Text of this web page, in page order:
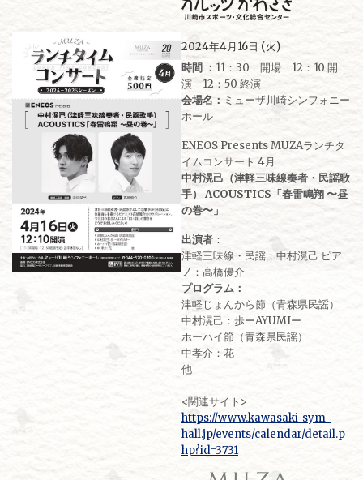
2024年4月16日 (火)
時間 ： 11：30 開場 12：10 開
演 12：50 終演
会場名： ミューザ川崎シンフォニー
ホール
ENEOS Presents MUZAランチタ
イムコンサート 4月
中村滉己（津軽三味線奏者・民謡歌
手） ACOUSTICS「春雷鳴翔 〜昼
の巻〜」
出演者 ：
津軽三味線・民謡：中村滉己 ピア
ノ：高橋優介
プログラム：
津軽じょんから節（青森県民謡）
中村滉己：歩ーAYUMIー
ホーハイ節（青森県民謡）
中孝介：花
他
<関連サイト>
https://www.kawasaki-sym-
hall.jp/events/calendar/detail.p
hp?id=3731